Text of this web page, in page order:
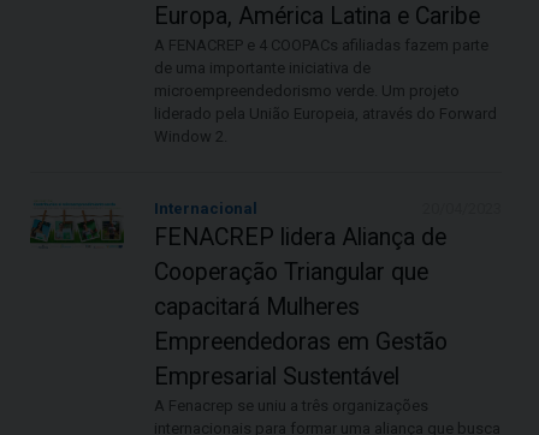
Europa, América Latina e Caribe
A FENACREP e 4 COOPACs afiliadas fazem parte
de uma importante iniciativa de
microempreendedorismo verde. Um projeto
liderado pela União Europeia, através do Forward
Window 2.
Internacional
FENACREP lidera Aliança de
Cooperação Triangular que
capacitará Mulheres
Empreendedoras em Gestão
Empresarial Sustentável
A Fenacrep se uniu a três organizações
internacionais para formar uma aliança que busca